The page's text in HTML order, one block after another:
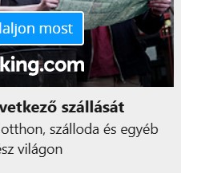
LED villanóval
elhelyezésre. A tesztidőszak
uralkodtak,
illeti, így sajnos nem volt
körülmények között
A zajosodás így
sajnos egy ennyire olcsó
a kamerán. Azért nem